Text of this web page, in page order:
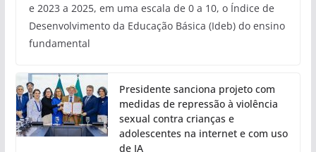
e 2023 a 2025, em uma escala de 0 a 10, o Índice de
Desenvolvimento da Educação Básica (Ideb) do ensino
fundamental
Presidente sanciona projeto com
medidas de repressão à violência
sexual contra crianças e
adolescentes na internet e com uso
de IA